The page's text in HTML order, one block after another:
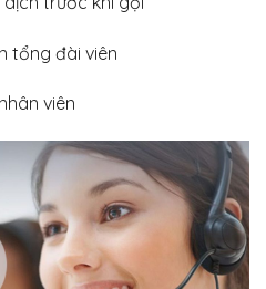
tổng đài viên
viên